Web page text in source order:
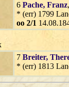
6 Pache, Franz
* (err) 1799
oo 2/1
7 Breiter,
* (err) 1813